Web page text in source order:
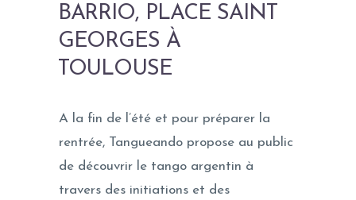
BARRIO, PLACE SAINT
GEORGES À
TOULOUSE
A la fin de l’été et pour préparer la
rentrée, Tangueando propose au public
de découvrir le tango argentin à
travers des initiations et des